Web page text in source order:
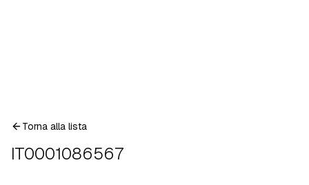
Torna alla lista
IT0001086567